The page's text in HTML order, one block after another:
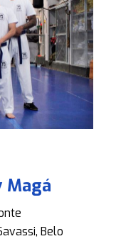
Magá
Belo